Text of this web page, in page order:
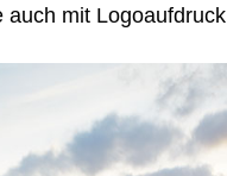
auch mit Logoaufdruck